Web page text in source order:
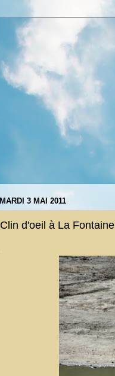
MARDI 3 MAI 2011
Clin d'oeil à La Fontaine